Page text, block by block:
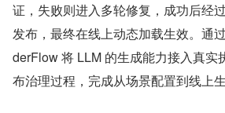
证，失败则进入多轮修复，成功后经
发布，最终在线上动态加载生效。通
derFlow 将 LLM 的生成能力接入真实
布治理过程，完成从场景配置到线上